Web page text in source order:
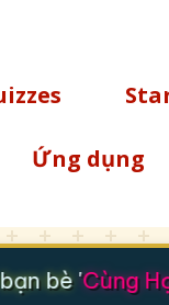
Ứng dụng
bè 'Cùng